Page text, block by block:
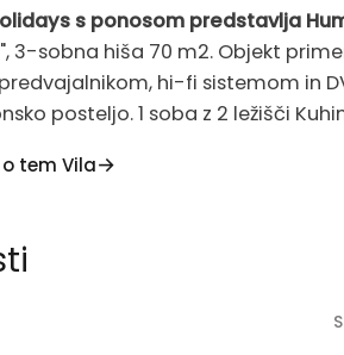
s ponosom predstavlja
3-sobna hiša 70 m2. Objekt
hi-fi sistemom in
posteljo. 1 soba z 2 ležišči
samo za nekadilce.
m2, urejen vrt (ograjen). Terasa
skupin mladih.
tem Vila